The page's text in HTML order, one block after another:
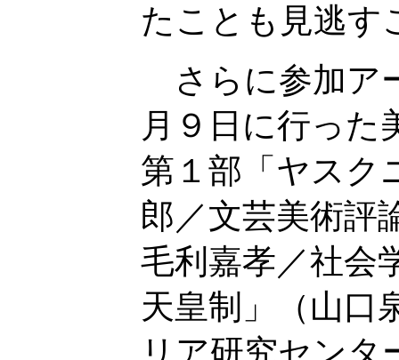
たことも見逃す
さらに参加ア
月９日に行った
第１部「ヤスク
郎／文芸美術評
毛利嘉孝／社会
天皇制」（山口
リア研究センタ